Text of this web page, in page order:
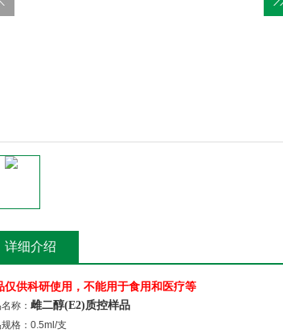
详细介绍
仅供科研使用，不能用于食用和医疗等
称： 雌二醇(E2)质控样品
格： 0.5ml/支